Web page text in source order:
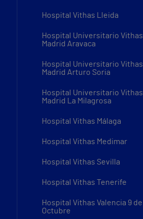
Hospital Vithas Lleida
Hospital Universitario Vithas
Madrid Aravaca
Hospital Universitario Vithas
Madrid Arturo Soria
Hospital Universitario Vithas
Madrid La Milagrosa
Hospital Vithas Málaga
Hospital Vithas Medimar
Hospital Vithas Sevilla
Hospital Vithas Tenerife
Hospital Vithas Valencia 9 de
Octubre